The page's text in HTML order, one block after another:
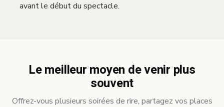
avant le début du spectacle.
Le meilleur moyen de venir plus
souvent
Offrez-vous plusieurs soirées de rire, partagez vos places